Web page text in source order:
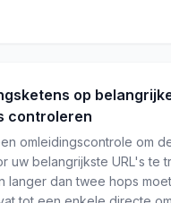
op
controleren
omleidingscontrole om
uw belangrijkste URL's te
langer dan twee hops